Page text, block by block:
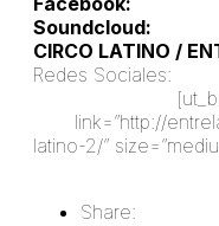
Soundcloud:
CIRCO LATINO /
Redes Sociales:
link=”http://
latino-2/”
Share: